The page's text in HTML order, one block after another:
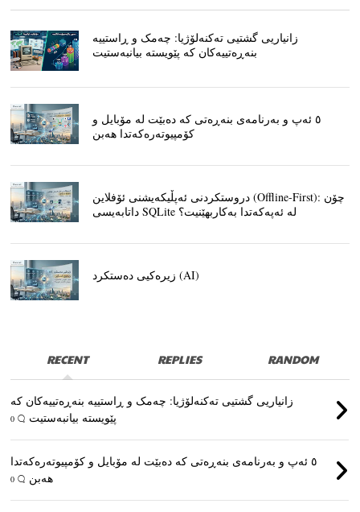
زانیاریی گشتیی تەکنەلۆژیا: چەمک و ڕاستییە
بنەڕەتییەکان کە پێویستە بیانبەستیت
٥ ئەپ و بەرنامەی بنەڕەتی کە دەبێت لە مۆبایل و
کۆمپیوتەرەکەتدا هەبن
دروستکردنی ئەپڵیکەیشنی ئۆفلاین (Offline-First): چۆن
داتابەیسی SQLite لە ئەپەکەتدا بەکاربهێنیت؟
زیرەکیی دەستکرد (AI)
RECENT REPLIES RANDOM
زانیاریی گشتیی تەکنەلۆژیا: چەمک و ڕاستییە بنەڕەتییەکان کە
پێویستە بیانبەستیت
٥ ئەپ و بەرنامەی بنەڕەتی کە دەبێت لە مۆبایل و کۆمپیوتەرەکەتدا
هەبن